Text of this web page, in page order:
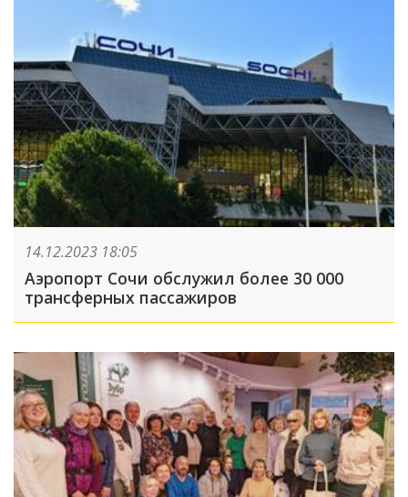
14.12.2023 18:05
Аэропорт Сочи обслужил более 30 000
трансферных пассажиров